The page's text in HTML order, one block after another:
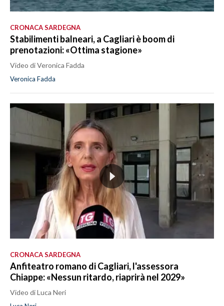
CRONACA SARDEGNA
Stabilimenti balneari, a Cagliari è boom di
prenotazioni: «Ottima stagione»
Video di Veronica Fadda
Veronica Fadda
CRONACA SARDEGNA
Anfiteatro romano di Cagliari, l'assessora
Chiappe: «Nessun ritardo, riaprirà nel 2029»
Video di Luca Neri